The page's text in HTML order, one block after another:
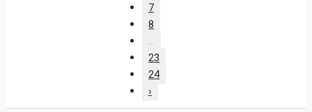
7
8
...
23
24
›